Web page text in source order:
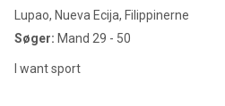
Lupao, Nueva Ecija, Filippinerne
Søger: Mand 29 - 50
I want sport